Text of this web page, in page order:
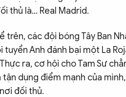
thủ là… Real Madrid.
các đội bóng Tây Ban
Anh đánh bại một La
ra, cơ hội cho Tam Sư
dụng điểm mạnh của
đối thủ.